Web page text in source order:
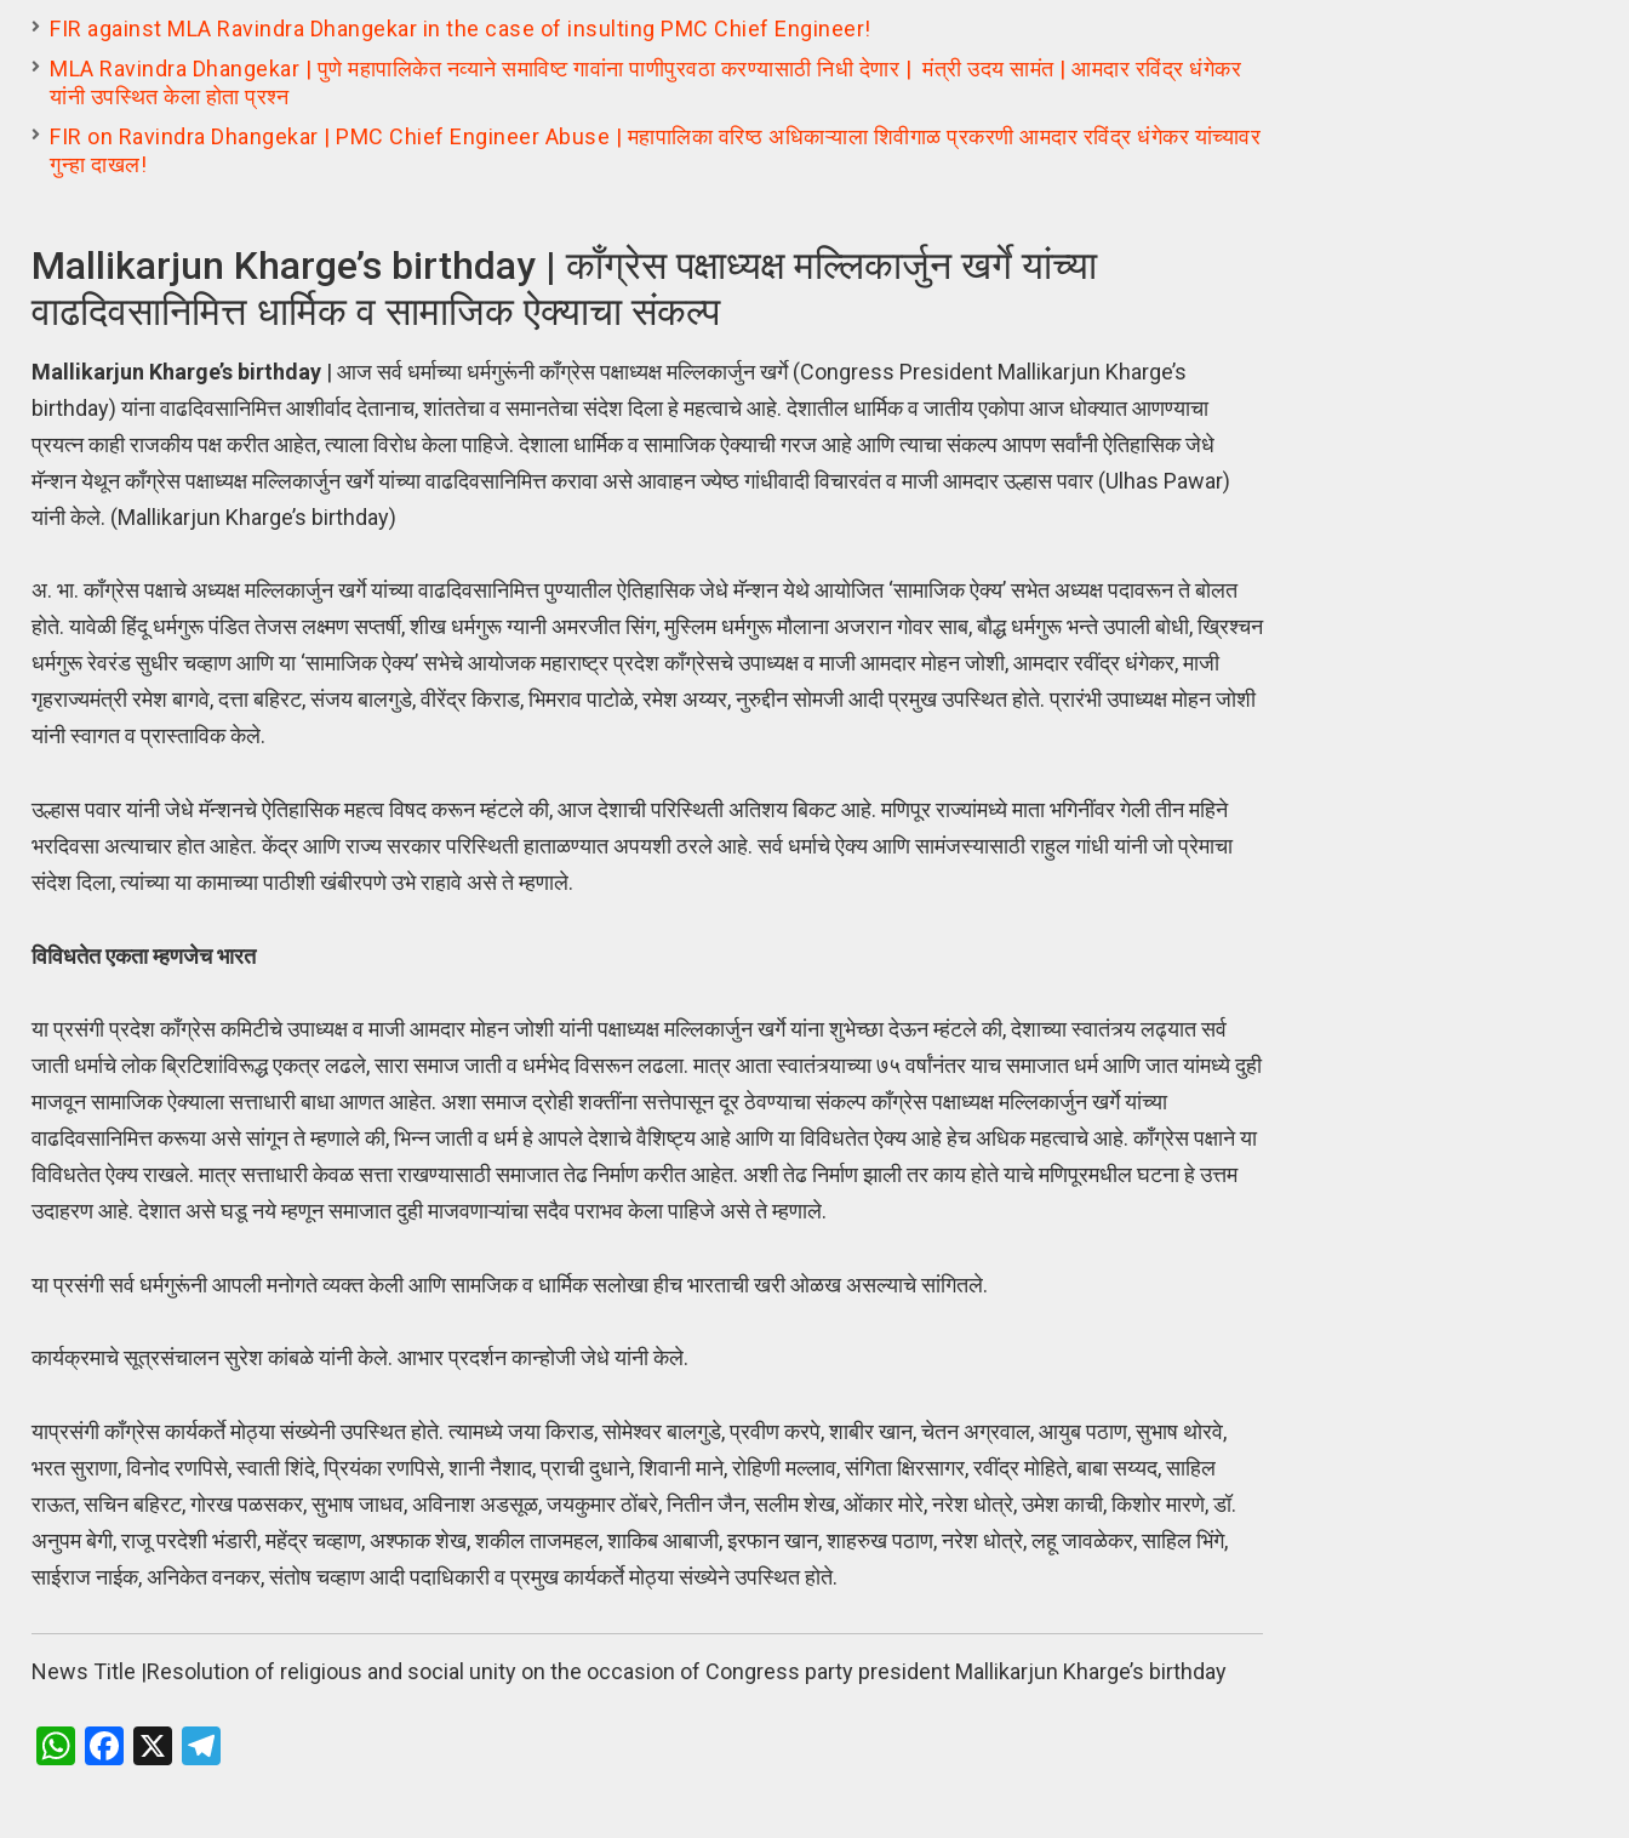
FIR against MLA Ravindra Dhangekar in the case of insulting PMC Chief Engineer!
MLA Ravindra Dhangekar | पुणे महापालिकेत नव्याने समाविष्ट गावांना पाणीपुरवठा करण्यासाठी निधी देणार | मंत्री उदय सामंत | आमदार रविंद्र धंगेकर
यांनी उपस्थित केला होता प्रश्न
FIR on Ravindra Dhangekar | PMC Chief Engineer Abuse | महापालिका वरिष्ठ अधिकाऱ्याला शिवीगाळ प्रकरणी आमदार रविंद्र धंगेकर यांच्यावर
गुन्हा दाखल!
Mallikarjun Kharge’s birthday | कॉंग्रेस पक्षाध्यक्ष मल्लिकार्जुन खर्गे यांच्या
वाढदिवसानिमित्त धार्मिक व सामाजिक ऐक्याचा संकल्प
Mallikarjun Kharge’s birthday | आज सर्व धर्माच्या धर्मगुरूंनी कॉंग्रेस पक्षाध्यक्ष मल्लिकार्जुन खर्गे (Congress President Mallikarjun Kharge’s
birthday) यांना वाढदिवसानिमित्त आशीर्वाद देतानाच, शांततेचा व समानतेचा संदेश दिला हे महत्वाचे आहे. देशातील धार्मिक व जातीय एकोपा आज धोक्यात आणण्याचा
प्रयत्न काही राजकीय पक्ष करीत आहेत, त्याला विरोध केला पाहिजे. देशाला धार्मिक व सामाजिक ऐक्याची गरज आहे आणि त्याचा संकल्प आपण सर्वांनी ऐतिहासिक जेधे
मॅन्शन येथून कॉंग्रेस पक्षाध्यक्ष मल्लिकार्जुन खर्गे यांच्या वाढदिवसानिमित्त करावा असे आवाहन ज्येष्ठ गांधीवादी विचारवंत व माजी आमदार उल्हास पवार (Ulhas Pawar)
यांनी केले. (Mallikarjun Kharge’s birthday)
अ. भा. कॉंग्रेस पक्षाचे अध्यक्ष मल्लिकार्जुन खर्गे यांच्या वाढदिवसानिमित्त पुण्यातील ऐतिहासिक जेधे मॅन्शन येथे आयोजित ‘सामाजिक ऐक्य’ सभेत अध्यक्ष पदावरून ते बोलत
होते. यावेळी हिंदू धर्मगुरू पंडित तेजस लक्ष्मण सप्तर्षी, शीख धर्मगुरू ग्यानी अमरजीत सिंग, मुस्लिम धर्मगुरू मौलाना अजरान गोवर साब, बौद्ध धर्मगुरू भन्ते उपाली बोधी, ख्रिश्चन
धर्मगुरू रेवरंड सुधीर चव्हाण आणि या ‘सामाजिक ऐक्य’ सभेचे आयोजक महाराष्ट्र प्रदेश कॉंग्रेसचे उपाध्यक्ष व माजी आमदार मोहन जोशी, आमदार रवींद्र धंगेकर, माजी
गृहराज्यमंत्री रमेश बागवे, दत्ता बहिरट, संजय बालगुडे, वीरेंद्र किराड, भिमराव पाटोळे, रमेश अय्यर, नुरुद्दीन सोमजी आदी प्रमुख उपस्थित होते. प्रारंभी उपाध्यक्ष मोहन जोशी
यांनी स्वागत व प्रास्ताविक केले.
उल्हास पवार यांनी जेधे मॅन्शनचे ऐतिहासिक महत्व विषद करून म्हंटले की, आज देशाची परिस्थिती अतिशय बिकट आहे. मणिपूर राज्यांमध्ये माता भगिनींवर गेली तीन महिने
भरदिवसा अत्याचार होत आहेत. केंद्र आणि राज्य सरकार परिस्थिती हाताळण्यात अपयशी ठरले आहे. सर्व धर्माचे ऐक्य आणि सामंजस्यासाठी राहुल गांधी यांनी जो प्रेमाचा
संदेश दिला, त्यांच्या या कामाच्या पाठीशी खंबीरपणे उभे राहावे असे ते म्हणाले.
विविधतेत एकता म्हणजेच भारत
या प्रसंगी प्रदेश काँग्रेस कमिटीचे उपाध्यक्ष व माजी आमदार मोहन जोशी यांनी पक्षाध्यक्ष मल्लिकार्जुन खर्गे यांना शुभेच्छा देऊन म्हंटले की, देशाच्या स्वातंत्र्य लढ्यात सर्व
जाती धर्माचे लोक ब्रिटिशांविरूद्ध एकत्र लढले, सारा समाज जाती व धर्मभेद विसरून लढला. मात्र आता स्वातंत्र्याच्या ७५ वर्षांनंतर याच समाजात धर्म आणि जात यांमध्ये दुही
माजवून सामाजिक ऐक्याला सत्ताधारी बाधा आणत आहेत. अशा समाज द्रोही शक्तींना सत्तेपासून दूर ठेवण्याचा संकल्प कॉंग्रेस पक्षाध्यक्ष मल्लिकार्जुन खर्गे यांच्या
वाढदिवसानिमित्त करूया असे सांगून ते म्हणाले की, भिन्न जाती व धर्म हे आपले देशाचे वैशिष्ट्य आहे आणि या विविधतेत ऐक्य आहे हेच अधिक महत्वाचे आहे. कॉंग्रेस पक्षाने या
विविधतेत ऐक्य राखले. मात्र सत्ताधारी केवळ सत्ता राखण्यासाठी समाजात तेढ निर्माण करीत आहेत. अशी तेढ निर्माण झाली तर काय होते याचे मणिपूरमधील घटना हे उत्तम
उदाहरण आहे. देशात असे घडू नये म्हणून समाजात दुही माजवणाऱ्यांचा सदैव पराभव केला पाहिजे असे ते म्हणाले.
या प्रसंगी सर्व धर्मगुरूंनी आपली मनोगते व्यक्त केली आणि सामजिक व धार्मिक सलोखा हीच भारताची खरी ओळख असल्याचे सांगितले.
कार्यक्रमाचे सूत्रसंचालन सुरेश कांबळे यांनी केले. आभार प्रदर्शन कान्होजी जेधे यांनी केले.
याप्रसंगी कॉंग्रेस कार्यकर्ते मोठ्या संख्येनी उपस्थित होते. त्यामध्ये जया किराड, सोमेश्वर बालगुडे, प्रवीण करपे, शाबीर खान, चेतन अग्रवाल, आयुब पठाण, सुभाष थोरवे,
भरत सुराणा, विनोद रणपिसे, स्वाती शिंदे, प्रियंका रणपिसे, शानी नैशाद, प्राची दुधाने, शिवानी माने, रोहिणी मल्लाव, संगिता क्षिरसागर, रवींद्र मोहिते, बाबा सय्यद, साहिल
राऊत, सचिन बहिरट, गोरख पळसकर, सुभाष जाधव, अविनाश अडसूळ, जयकुमार ठोंबरे, नितीन जैन, सलीम शेख, ओंकार मोरे, नरेश धोत्रे, उमेश काची, किशोर मारणे, डॉ.
अनुपम बेगी, राजू परदेशी भंडारी, महेंद्र चव्हाण, अश्फाक शेख, शकील ताजमहल, शाकिब आबाजी, इरफान खान, शाहरुख पठाण, नरेश धोत्रे, लहू जावळेकर, साहिल भिंगे,
साईराज नाईक, अनिकेत वनकर, संतोष चव्हाण आदी पदाधिकारी व प्रमुख कार्यकर्ते मोठ्या संख्येने उपस्थित होते.
News Title |Resolution of religious and social unity on the occasion of Congress party president Mallikarjun Kharge’s birthday
W F
X